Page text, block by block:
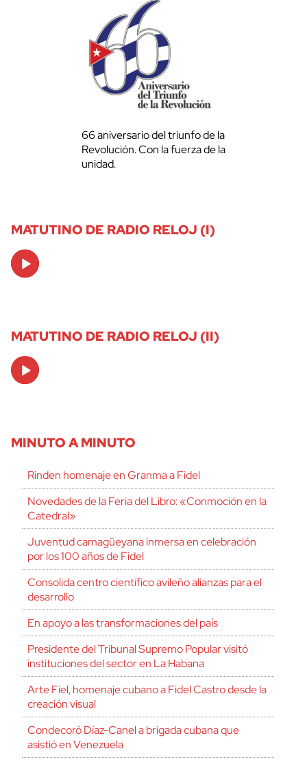
66 aniversario del triunfo de la
Revolución. Con la fuerza de la
unidad.
MATUTINO DE RADIO RELOJ (I)
Audio
Player
MATUTINO DE RADIO RELOJ (II)
Audio
Player
MINUTO A MINUTO
Rinden homenaje en Granma a Fidel
Novedades de la Feria del Libro: «Conmoción en la
Catedral»
Juventud camagüeyana inmersa en celebración
por los 100 años de Fidel
Consolida centro científico avileño alianzas para el
desarrollo
En apoyo a las transformaciones del país
Presidente del Tribunal Supremo Popular visitó
instituciones del sector en La Habana
Arte Fiel, homenaje cubano a Fidel Castro desde la
creación visual
Condecoró Díaz-Canel a brigada cubana que
asistió en Venezuela